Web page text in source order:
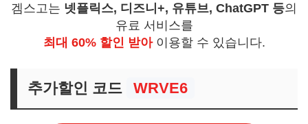
겜스고는 넷플릭스, 디즈니+, 유튜브, ChatGPT 등의
유료 서비스를
최대 60% 할인 받아이용할 수 있습니다.
추가할인 코드 WRVE6